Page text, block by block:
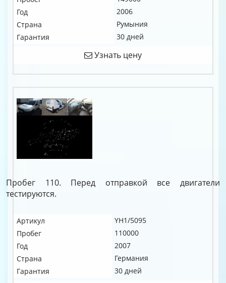
Год
2006
Страна
Румыния
Гарантия
30 дней
Узнать цену
Пробег 110. Перед отправкой все двигатели
тестируются.
Артикул
YH1/5095
Пробег
110000
Год
2007
Страна
Германия
Гарантия
30 дней